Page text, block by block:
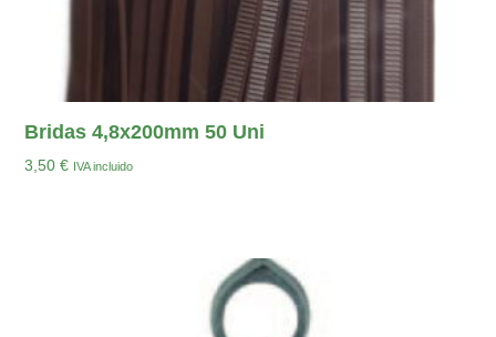
Bridas 4,8x200mm 50 Uni
3,50€ IVA incluido